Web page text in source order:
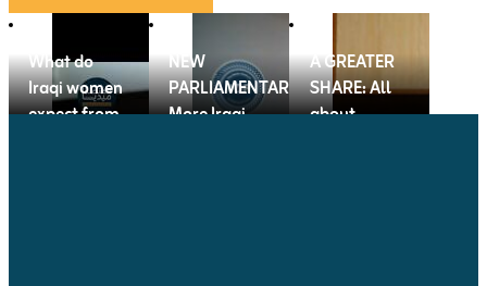
What do
Iraqi women
expect from
NEW
PARLIAMENTARIANS:
More Iraqi
A GREATER
SHARE: All
about